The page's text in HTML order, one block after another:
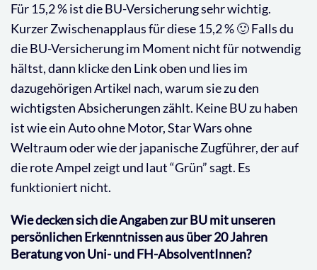
Für 15,2 % ist die BU-Versicherung sehr wichtig.
Kurzer Zwischenapplaus für diese 15,2 % 🙂 Falls du
die BU-Versicherung im Moment nicht für notwendig
hältst, dann klicke den Link oben und lies im
dazugehörigen Artikel nach, warum sie zu den
wichtigsten Absicherungen zählt. Keine BU zu haben
ist wie ein Auto ohne Motor, Star Wars ohne
Weltraum oder wie der japanische Zugführer, der auf
die rote Ampel zeigt und laut “Grün” sagt. Es
funktioniert nicht.
Wie decken sich die Angaben zur BU mit unseren
persönlichen Erkenntnissen aus über 20 Jahren
Beratung von Uni- und FH-AbsolventInnen?